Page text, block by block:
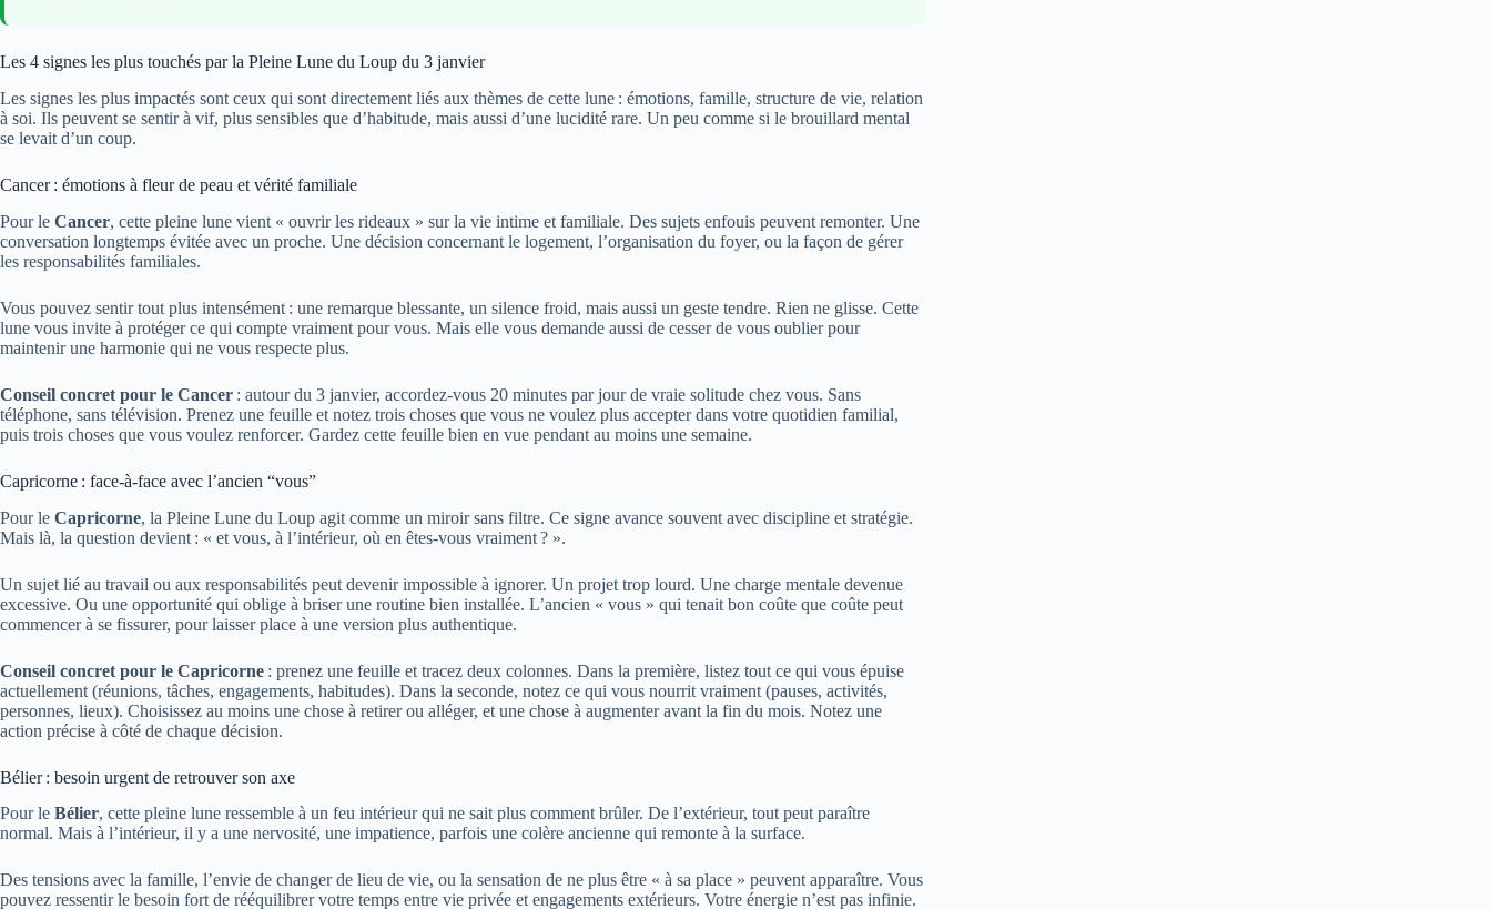
Les 4 signes les plus touchés par la Pleine Lune du Loup du 3 janvier
Les signes les plus impactés sont ceux qui sont directement liés aux thèmes de cette lune : émotions, famille, structure de vie, relation
à soi. Ils peuvent se sentir à vif, plus sensibles que d’habitude, mais aussi d’une lucidité rare. Un peu comme si le brouillard mental
se levait d’un coup.
Cancer : émotions à fleur de peau et vérité familiale
Pour le Cancer, cette pleine lune vient « ouvrir les rideaux » sur la vie intime et familiale. Des sujets enfouis peuvent remonter. Une
conversation longtemps évitée avec un proche. Une décision concernant le logement, l’organisation du foyer, ou la façon de gérer
les responsabilités familiales.
Vous pouvez sentir tout plus intensément : une remarque blessante, un silence froid, mais aussi un geste tendre. Rien ne glisse. Cette
lune vous invite à protéger ce qui compte vraiment pour vous. Mais elle vous demande aussi de cesser de vous oublier pour
maintenir une harmonie qui ne vous respecte plus.
Conseil concret pour le Cancer : autour du 3 janvier, accordez-vous 20 minutes par jour de vraie solitude chez vous. Sans
téléphone, sans télévision. Prenez une feuille et notez trois choses que vous ne voulez plus accepter dans votre quotidien familial,
puis trois choses que vous voulez renforcer. Gardez cette feuille bien en vue pendant au moins une semaine.
Capricorne : face-à-face avec l’ancien “vous”
Pour le Capricorne, la Pleine Lune du Loup agit comme un miroir sans filtre. Ce signe avance souvent avec discipline et stratégie.
Mais là, la question devient : « et vous, à l’intérieur, où en êtes-vous vraiment ? ».
Un sujet lié au travail ou aux responsabilités peut devenir impossible à ignorer. Un projet trop lourd. Une charge mentale devenue
excessive. Ou une opportunité qui oblige à briser une routine bien installée. L’ancien « vous » qui tenait bon coûte que coûte peut
commencer à se fissurer, pour laisser place à une version plus authentique.
Conseil concret pour le Capricorne : prenez une feuille et tracez deux colonnes. Dans la première, listez tout ce qui vous épuise
actuellement (réunions, tâches, engagements, habitudes). Dans la seconde, notez ce qui vous nourrit vraiment (pauses, activités,
personnes, lieux). Choisissez au moins une chose à retirer ou alléger, et une chose à augmenter avant la fin du mois. Notez une
action précise à côté de chaque décision.
Bélier : besoin urgent de retrouver son axe
Pour le Bélier, cette pleine lune ressemble à un feu intérieur qui ne sait plus comment brûler. De l’extérieur, tout peut paraître
normal. Mais à l’intérieur, il y a une nervosité, une impatience, parfois une colère ancienne qui remonte à la surface.
Des tensions avec la famille, l’envie de changer de lieu de vie, ou la sensation de ne plus être « à sa place » peuvent apparaître. Vous
pouvez ressentir le besoin fort de rééquilibrer votre temps entre vie privée et engagements extérieurs. Votre énergie n’est pas infinie.